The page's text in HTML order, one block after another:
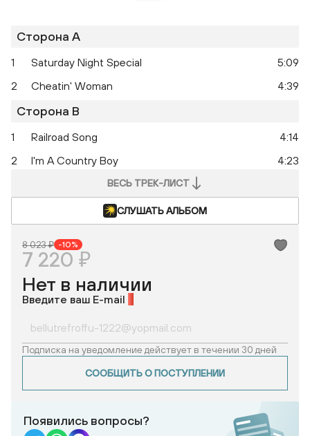
Сторона A
1 Saturday Night Special
5:09
2
Cheatin' Woman 4:39
Сторона B
1 Railroad Song
4:14
2
I'm A Country Boy 4:23
ВЕСЬ ТРЕК-ЛИСТ
СЛУШАТЬ АЛЬБОМ
8 023 ₽ -10%
7 220 ₽
Нет в наличии
Введите ваш E-mail
Подписка на уведомление действует в течении 30 дней
СООБЩИТЬ О ПОСТУПЛЕНИИ
Появились вопросы?